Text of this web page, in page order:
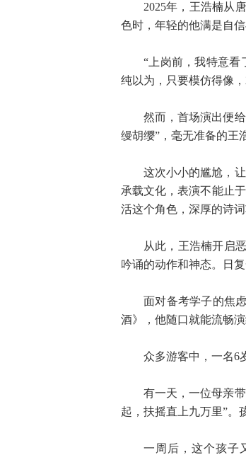
2025年，王浩楠从
色时，年轻的他满是自信
“上岗前，我特意看
纯以为，只要模仿得像
然而，首场演出便
缦胡缨”，毫无准备的王
这次小小的尴尬，
承载文化，表演不能止
活这个角色，深厚的诗词
从此，王浩楠开启
吟诵的动作和神态。日
面对备考学子的焦
酒》，他随口就能流畅
众多游客中，一名6
有一天，一位母亲
起，扶摇直上九万里”。
一周后，这个孩子